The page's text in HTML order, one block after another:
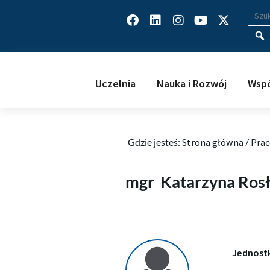
Facebook
LinkedinInstagram
Youtube
X-
twitter
Uczelnia Nauka i Rozwój
Gdzie jesteś: Strona główna /
Katarzyna Rosłaniec-
mgr Katarzyna